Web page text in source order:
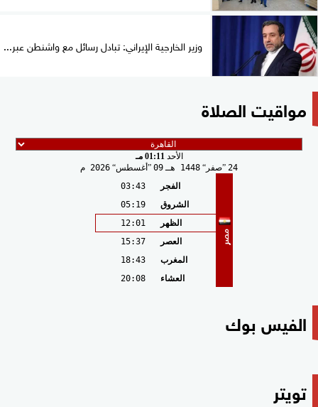
وزير الخارجية الإيراني: تبادل رسائل مع واشنطن عبر...
مواقيت الصلاة
الأحد01:11 مـ
24 صفر 1448 هـ 09 أغسطس 2026 م
مصر
الفجر
03:43
الشروق
05:19
الظهر
12:01
العصر
15:37
المغرب
18:43
العشاء
20:08
الفيس بوك
تويتر